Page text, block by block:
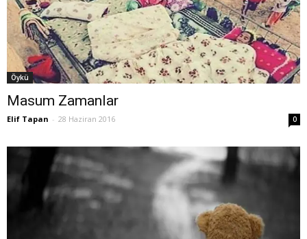
Öykü
Masum Zamanlar
Elif Tapan - 28 Haziran 2016 0